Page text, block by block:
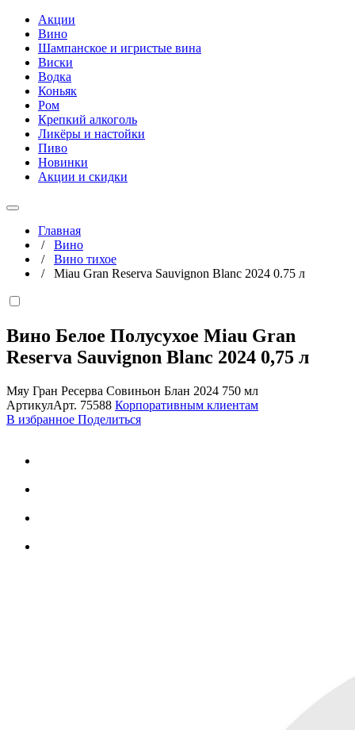
Акции
Вино
Шампанское и игристые вина
Виски
Водка
Коньяк
Ром
Крепкий алкоголь
Ликёры и настойки
Пиво
Новинки
Акции и скидки
Главная
/ Вино
/ Вино тихое
/ Miau Gran Reserva Sauvignon Blanc 2024 0.75 л
Вино Белое Полусухое Miau Gran
Reserva Sauvignon Blanc 2024 0,75 л
Мяу Гран Ресерва Совиньон Блан 2024 750 мл
АртикулАрт. 75588 Корпоративным клиентам
В избранное Поделиться